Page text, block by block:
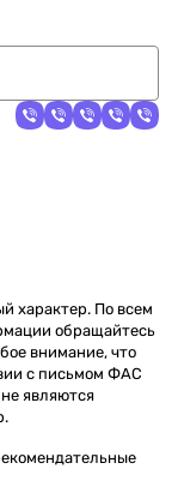
характер. По всем
обращайтесь
внимание, что
с письмом ФАС
являются